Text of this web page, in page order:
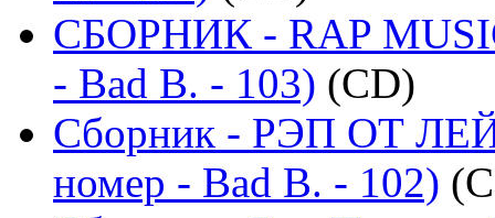
СБОРНИК - RAP
- Bad B. - 103) (CD)
Сборник - РЭП ОТ
номер - Bad B. - 102)